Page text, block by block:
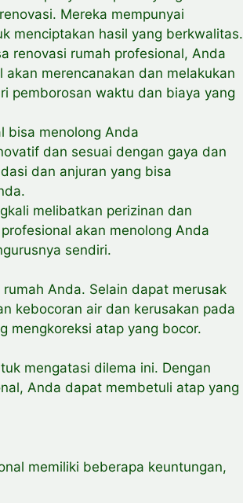
Mereka mempunyai
menciptakan hasil yang berkwalitas.
renovasi rumah profesional, Anda
merencanakan dan melakukan
pemborosan waktu dan biaya yang
bisa menolong Anda
dan sesuai dengan gaya dan
dan anjuran yang bisa
melibatkan perizinan dan
akan menolong Anda
sendiri.
Anda. Selain dapat merusak
kebocoran air dan kerusakan pada
mengkoreksi atap yang bocor.
mengatasi dilema ini. Dengan
Anda dapat membetuli atap yang
memiliki beberapa keuntungan,